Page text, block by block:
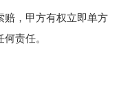
，甲方有权立即单方
责任。